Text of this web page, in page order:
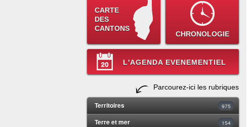
CARTE
DES
CANTONS
CHRONOLOGIE
L'AGENDA EVENEMENTIEL
Parcourez-ici les rubriques
Territoires 975
Terre et mer 154